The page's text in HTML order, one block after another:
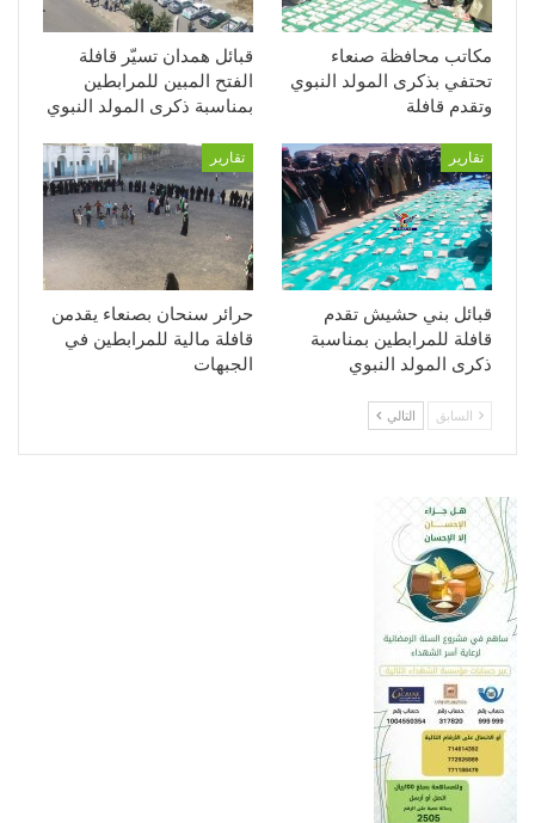
مكاتب محافظة صنعاء
تحتفي بذكرى المولد النبوي
وتقدم قافلة
قبائل همدان تسيّر قافلة
الفتح المبين للمرابطين
بمناسبة ذكرى المولد النبوي
تقارير
قبائل بني حشيش تقدم
قافلة للمرابطين بمناسبة
ذكرى المولد النبوي
تقارير
حرائر سنحان بصنعاء يقدمن
قافلة مالية للمرابطين في
الجبهات
السابق التالي